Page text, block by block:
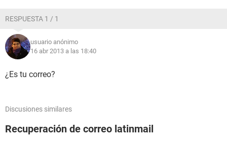
RESPUESTA 1 / 1
usuario anónimo
16 abr 2013 a las 18:40
¿Es tu correo?
Discusiones similares
Recuperación de correo latinmail